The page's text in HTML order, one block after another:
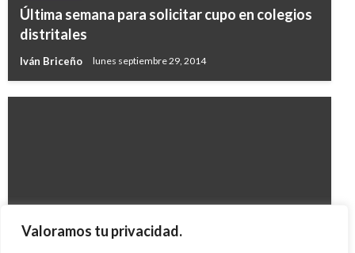
Valoramos tu privacidad.
Última semana para solicitar cupo en colegios
distritales
Iván Briceño lunes septiembre 29, 2014
BOGOTÁ